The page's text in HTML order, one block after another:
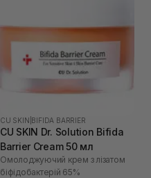
CU SKIN BIFIDA BARRIER
CU SKIN Dr. Solution Bifida
Barrier Cream 50 мл
Омолоджуючий крем з лізатом
біфідобактерій 65%